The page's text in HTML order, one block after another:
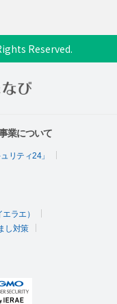
Reserved.